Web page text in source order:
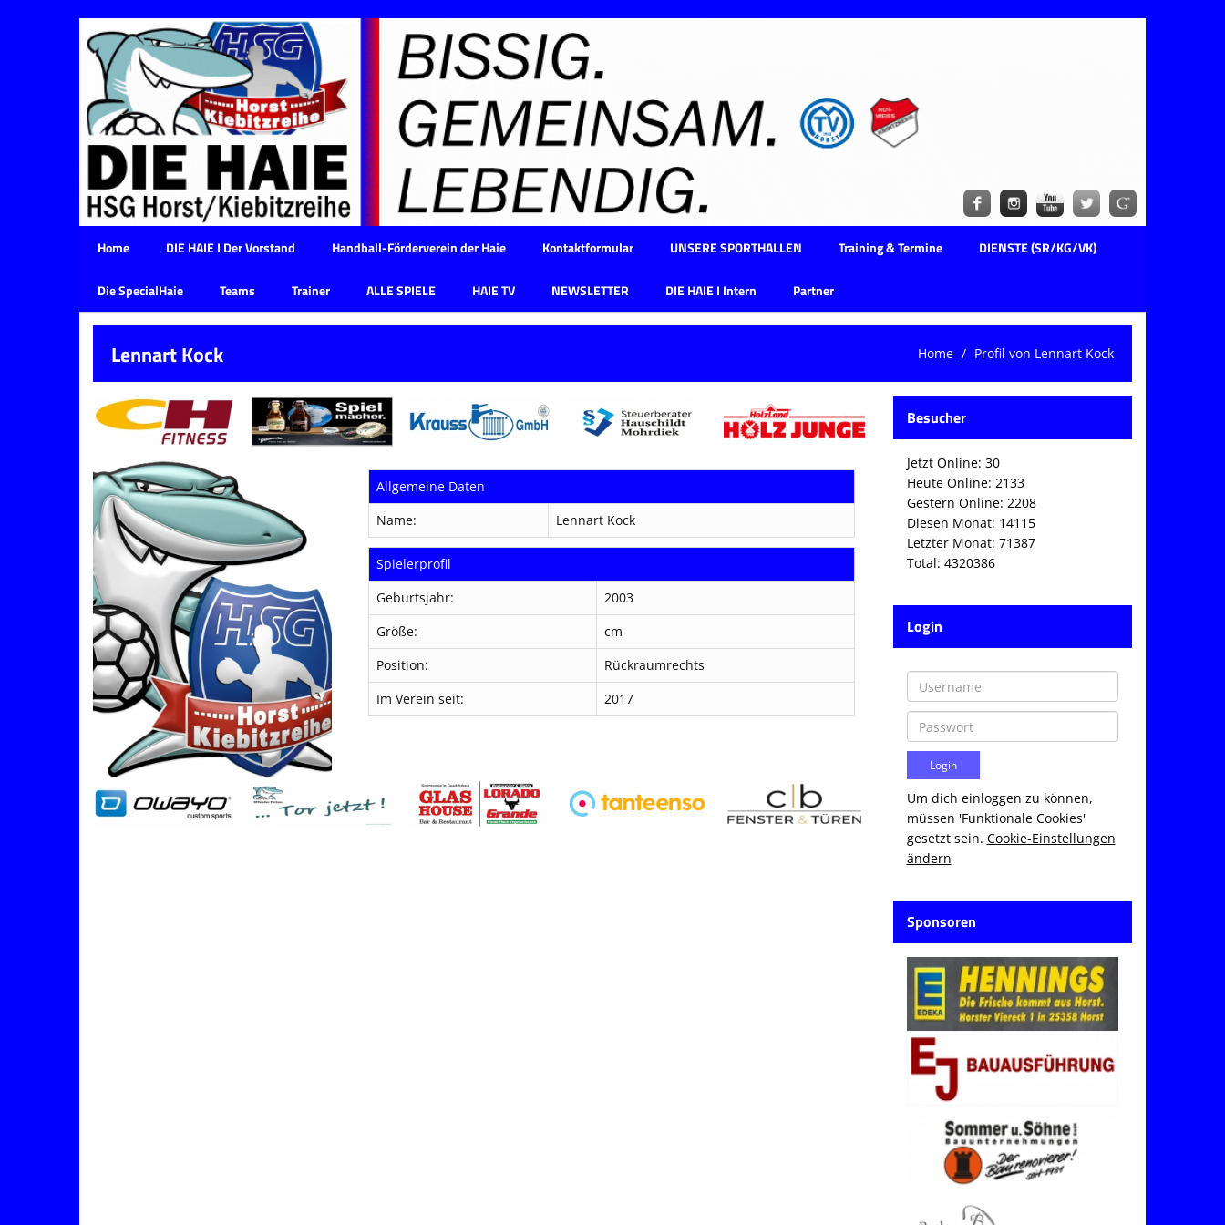
Home DIE HAIE I Der Vorstand Handball-Förderverein der Haie Kontaktformular UNSERE SPORTHALLEN Training & Termine DIENSTE (SR/KG/VK)
Die SpecialHaie Teams Trainer ALLE SPIELE HAIE TV NEWSLETTER DIE HAIE I Intern Partner
Lennart Kock Home Profil von Lennart Kock
Allgemeine Daten
Name:
Lennart Kock
Spielerprofil
Geburtsjahr:
2003
Größe:
cm
Position:
Rückraumrechts
Im Verein seit:
2017
Besucher
Jetzt Online: 30
Heute Online: 2133
Gestern Online: 2208
Diesen Monat: 14115
Letzter Monat: 71387
Total: 4320386
Login
Um dich einloggen zu können,
müssen 'Funktionale Cookies'
gesetzt sein. Cookie-Einstellungen
ändern
Sponsoren